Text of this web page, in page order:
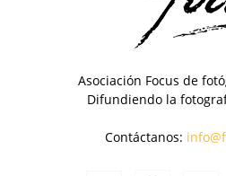
Asociación Focus de
Difundiendo la
Contáctanos: